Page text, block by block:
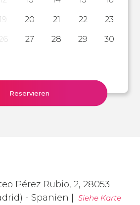
19 20 21 22
23
26 27 28 29
30
Reservieren
Pérez Rubio, 2, 28053
- Spanien |
Siehe Karte